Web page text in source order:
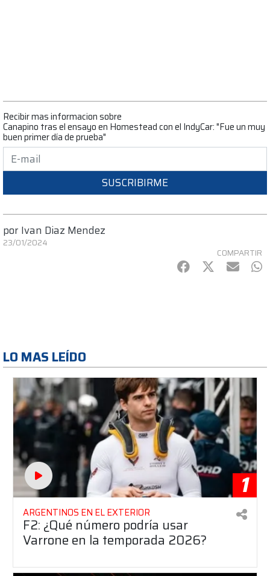
Recibir mas informacion sobre
Canapino tras el ensayo en Homestead con el IndyCar: "Fue un muy
buen primer día de prueba"
SUSCRIBIRME
por Ivan Diaz Mendez
23/01/2024
COMPARTIR
Facebook
Twitter
mail
LO MAS LEÍDO
1
ARGENTINOS EN EL EXTERIOR
F2: ¿Qué número podría usar
Varrone en la temporada 2026?